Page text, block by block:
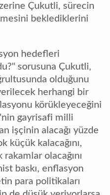
Çukutli, sürecin
beklediklerini
hedefleri
sorusuna Çukutli,
olduğunu
herhangi bir
körükleyeceğini
gayrisafi milli
işçinin alacağı yüzde
küçük kalacağını,
olacağını
baskı, enflasyon
para politikaları